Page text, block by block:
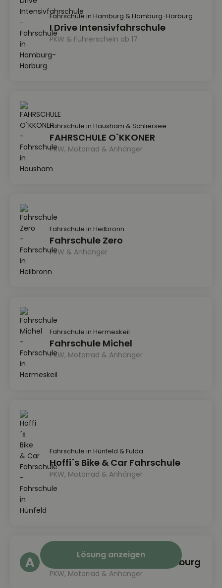
Lösung anzeigen
Fahrschule in Hamburg & Hamburg-Harburg
I Drive Intensivfahrschule
PKW & Führerschein ab 17
Fahrschule in Hausham & Schliersee
FAHRSCHULE O`KKONER
PKW, Motorrad & Anhänger
Fahrschule in Heilbronn
Fahrschule Zero
PKW & Anhänger
Fahrschule in Hermeskeil
Fahrschule Michel
PKW, Motorrad & Anhänger
Fahrschule in Hünfeld & Fulda
Hoffi´s Bike & Car Fahrschule
PKW, Motorrad & Anhänger
Fahrschule in Magdeburg
AUTOVIO Fahrschule Magdeburg
PKW, Motorrad & Anhänger